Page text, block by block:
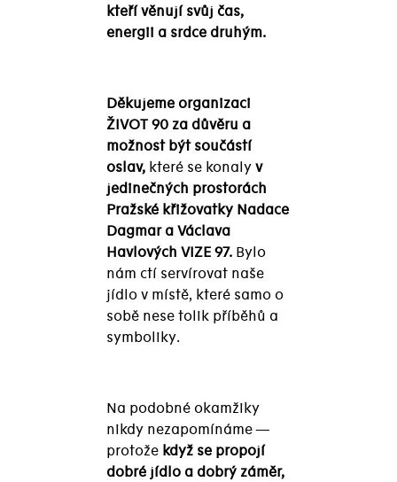
kteří věnují svůj čas,
energii a srdce druhým.
Děkujeme organizaci
ŽIVOT 90 za důvěru a
možnost být součástí
oslav, které se konaly v
jedinečných prostorách
Pražské křižovatky Nadace
Dagmar a Václava
Havlových VIZE 97. Bylo
nám ctí servírovat naše
jídlo v místě, které samo o
sobě nese tolik příběhů a
symboliky.
Na podobné okamžiky
nikdy nezapomínáme —
protože když se propojí
dobré jídlo a dobrý záměr,